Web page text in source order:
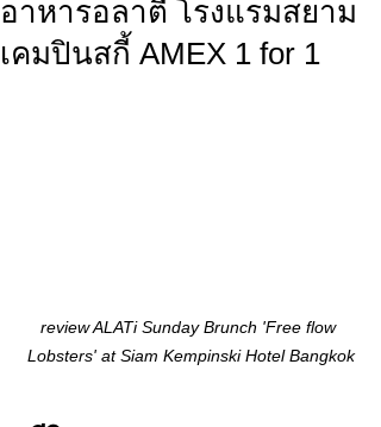
อาหารอลาตี้ โรงแรมสยาม
เคมปินสกี้ AMEX 1 for 1
review ALATi Sunday Brunch 'Free flow
Lobsters' at Siam Kempinski Hotel Bangkok